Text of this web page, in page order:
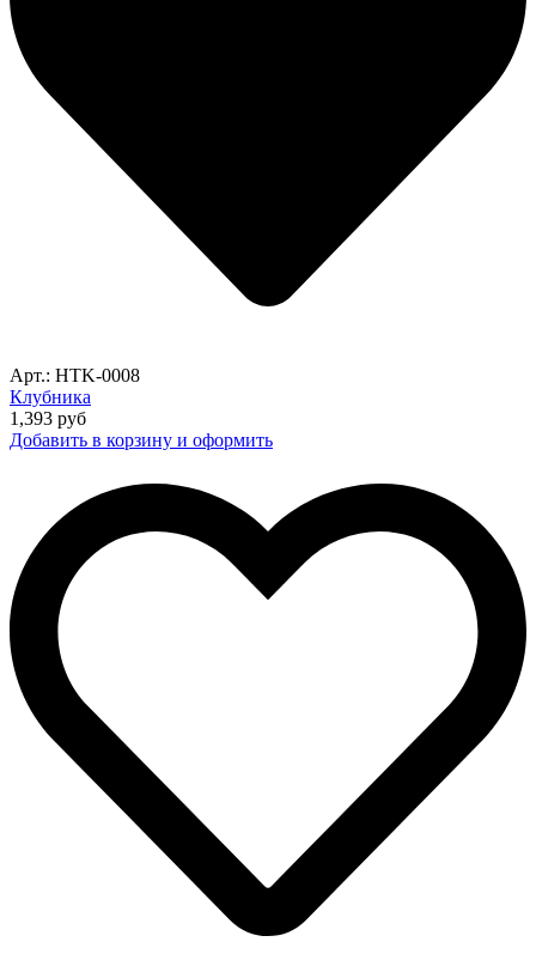
Арт.: HTK-0008
Клубника
1,393 руб
Добавить в корзину и оформить